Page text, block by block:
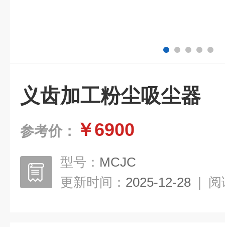
义齿加工粉尘吸尘器
参考价： ￥6900
型号： MCJC
更新时间： 2025-12-28 | 阅